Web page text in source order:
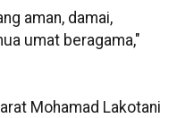
aman, damai,
umat beragama,"
Mohamad Lakotani